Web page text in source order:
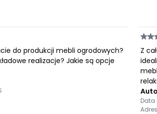
do produkcji mebli ogrodowych?
realizacje? Jakie są opcje
Z
Data